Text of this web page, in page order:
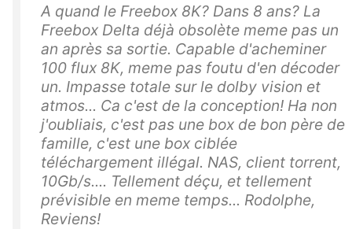
A quand le Freebox 8K? Dans 8 ans? La
Freebox Delta déjà obsolète meme pas un
an après sa sortie. Capable d'acheminer
100 flux 8K, meme pas foutu d'en décoder
un. Impasse totale sur le dolby vision et
atmos... Ca c'est de la conception! Ha non
j'oubliais, c'est pas une box de bon père de
famille, c'est une box ciblée
téléchargement illégal. NAS, client torrent,
10Gb/s.... Tellement déçu, et tellement
prévisible en meme temps... Rodolphe,
Reviens!